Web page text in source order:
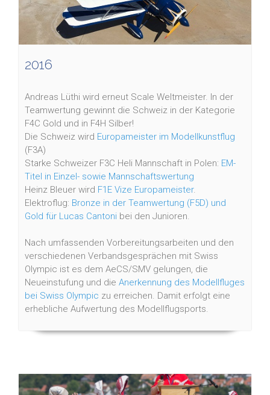
2016
Andreas Lüthi wird erneut Scale Weltmeister. In der
Teamwertung gewinnt die Schweiz in der Kategorie
F4C Gold und in F4H Silber!
Die Schweiz wird Europameister im Modellkunstflug
(F3A)
Starke Schweizer F3C Heli Mannschaft in Polen: EM-
Titel in Einzel- sowie Mannschaftswertung
Heinz Bleuer wird F1E Vize Europameister.
Elektroflug: Bronze in der Teamwertung (F5D) und
Gold für Lucas Cantoni bei den Junioren.
Nach umfassenden Vorbereitungsarbeiten und den
verschiedenen Verbandsgesprächen mit Swiss
Olympic ist es dem AeCS/SMV gelungen, die
Neueinstufung und die Anerkennung des Modellfluges
bei Swiss Olympic zu erreichen. Damit erfolgt eine
erhebliche Aufwertung des Modellflugsports.